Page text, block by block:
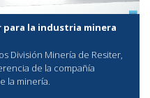
para la industria minera
División Minería de Resiter,
de la compañía
la minería.